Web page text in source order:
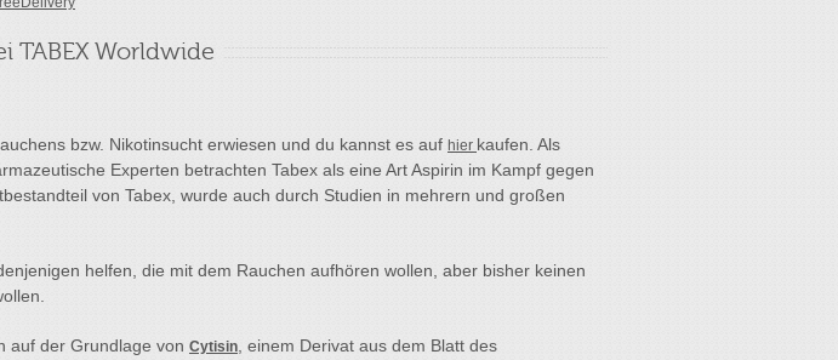
TABEX Worldwide
bzw. Nikotinsucht erwiesen und du kannst es auf hier kaufen. Als
Experten betrachten Tabex als eine Art Aspirin im Kampf gegen
von Tabex, wurde auch durch Studien in mehrern und großen
helfen, die mit dem Rauchen aufhören wollen, aber bisher keinen
auf der Grundlage von Cytisin , einem Derivat aus dem Blatt des